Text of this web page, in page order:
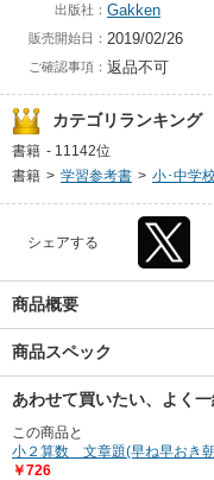
出版社： Gakken
販売開始日： 2019/02/26
ご確認事項： 返品不可
カテゴリランキング
書籍 - 11142位
書籍 > 学習参考書 > 小･中学
シェアする
商品概要
商品スペック
あわせて買いたい、よく
この商品と
小２算数 文章題(早ね早おき
￥726